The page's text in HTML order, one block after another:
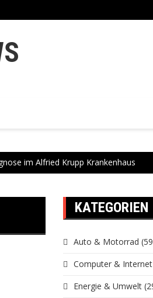
im Alfried Krupp Krankenhaus
KATEGORIEN
Auto & Motorrad
Computer & Internet
Energie & Umwelt